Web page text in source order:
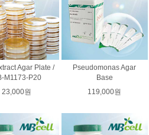
Agar Plate /
M1173-P20
23,000원
Pseudomonas Agar
Base
119,000원